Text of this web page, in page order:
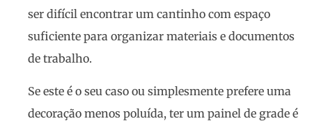
ser difícil encontrar um cantinho com espaço
suficiente para organizar materiais e documentos
de trabalho.
Se este é o seu caso ou simplesmente prefere uma
decoração menos poluída, ter um painel de grade é